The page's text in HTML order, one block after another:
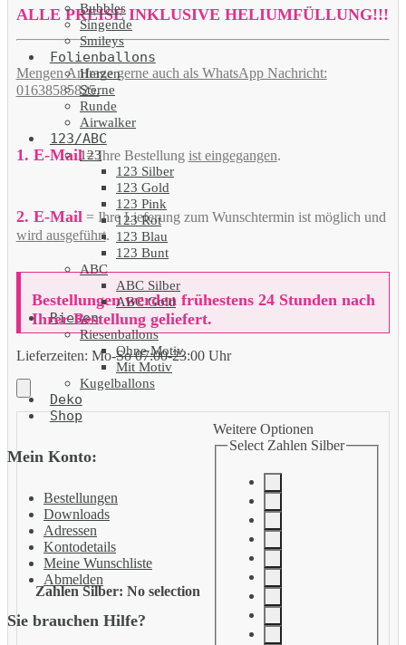
Bubbles
Singende
Smileys
Folienballons
Herzen
Sterne
Runde
Airwalker
123/ABC
123
123 Silber
123 Gold
123 Pink
123 Rot
123 Blau
123 Bunt
ABC
ABC Silber
ABC Gold
Riesen
Riesenballons
Ohne Motiv
Mit Motiv
Kugelballons
Deko
Shop
Mein Konto:
Bestellungen
Downloads
Adressen
Kontodetails
Meine Wunschliste
Abmelden
Sie brauchen Hilfe?
ALLE PREISE INKLUSIVE HELIUMFÜLLUNG!!!
Mengen Anfrage gerne auch als WhatsApp Nachricht:
01638585825.
1. E-Mail= Ihre Bestellung ist eingegangen.
2. E-Mail = Ihre Lieferung zum Wunschtermin ist möglich und
wird ausgeführt.
Bestellungen werden frühestens 24 Stunden nach
Ihrer Bestellung geliefert.
Lieferzeiten: Mo-So 07:00-23:00 Uhr
Zahlen Silber: No selection
Weitere Optionen
Select Zahlen Silber